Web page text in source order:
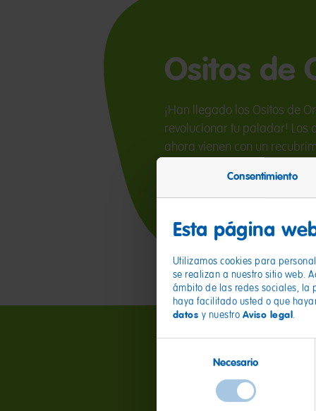
Consentimiento
Esta página
Utilizamos cookies para
se realizan a nuestro sitio web.
ámbito de las redes sociales, la
haya facilitado usted o que
datos y nuestro Aviso legal.
consentimiento
Necesario
Ositos de
¡Han llegado los Ositos de
revolucionar tu paladar! Los
ahora vienen con un